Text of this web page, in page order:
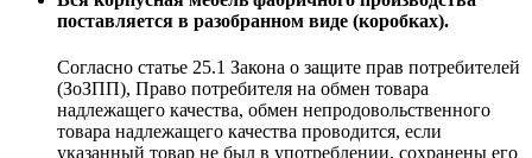
поставляется в разобранном виде (коробках).
Согласно статье 25.1 Закона о защите прав потребителей
(ЗоЗПП), Право потребителя на обмен товара
надлежащего качества, обмен непродовольственного
товара надлежащего качества проводится, если
указанный товар не был в употреблении, сохранены его